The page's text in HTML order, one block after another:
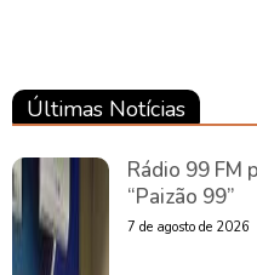
Últimas Notícias
Rádio 99 FM
“Paizão 99”
7 de agosto de 2026